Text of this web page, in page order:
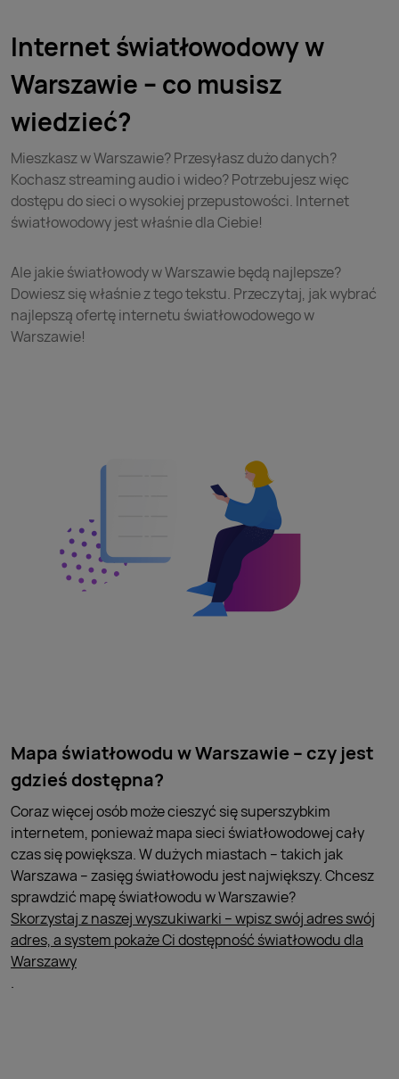
Internet światłowodowy w
Warszawie – co musisz
wiedzieć?
Mieszkasz w Warszawie? Przesyłasz dużo danych?
Kochasz streaming audio i wideo? Potrzebujesz więc
dostępu do sieci o wysokiej przepustowości. Internet
światłowodowy jest właśnie dla Ciebie!
Ale jakie światłowody w Warszawie będą najlepsze?
Dowiesz się właśnie z tego tekstu. Przeczytaj, jak wybrać
najlepszą ofertę internetu światłowodowego w
Warszawie!
Mapa światłowodu w Warszawie – czy jest
gdzieś dostępna?
Coraz więcej osób może cieszyć się superszybkim
internetem, ponieważ mapa sieci światłowodowej cały
czas się powiększa. W dużych miastach – takich jak
Warszawa – zasięg światłowodu jest największy. Chcesz
sprawdzić mapę światłowodu w Warszawie?
Skorzystaj z naszej wyszukiwarki – wpisz swój adres swój
adres, a system pokaże Ci dostępność światłowodu dla
Warszawy
.